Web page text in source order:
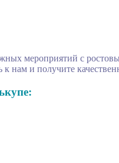
мероприятий с
нам и получите